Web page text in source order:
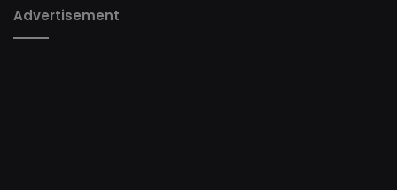
Advertisement